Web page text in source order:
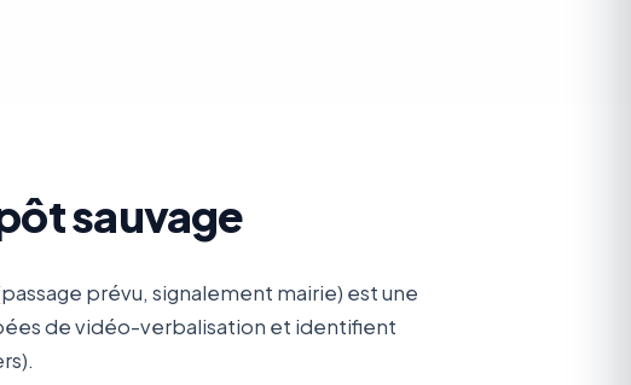
sauvage
prévu, signalement mairie) est une
de vidéo-verbalisation et identifient